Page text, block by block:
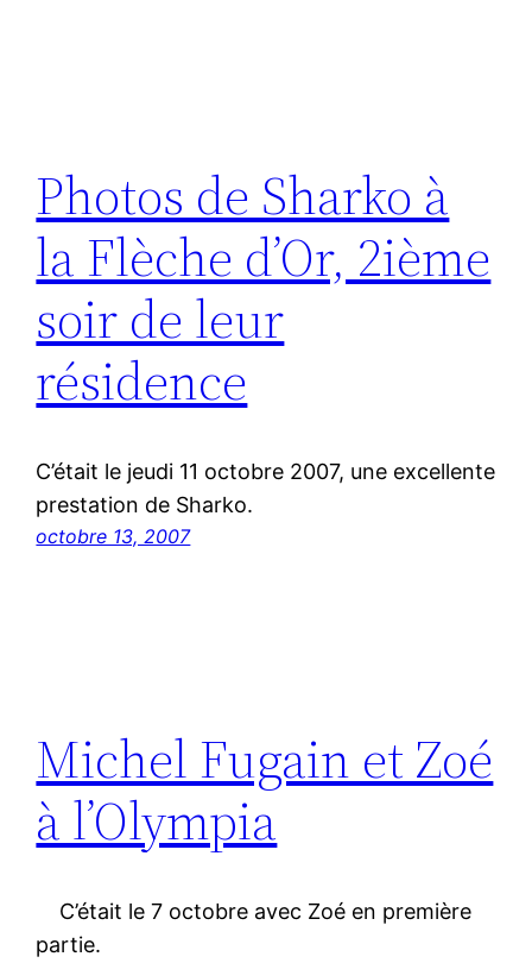
Photos de Sharko à
la Flèche d’Or, 2ième
soir de leur
résidence
C’était le jeudi 11 octobre 2007, une excellente
prestation de Sharko.
octobre 13, 2007
Michel Fugain et Zoé
à l’Olympia
C’était le 7 octobre avec Zoé en première
partie.